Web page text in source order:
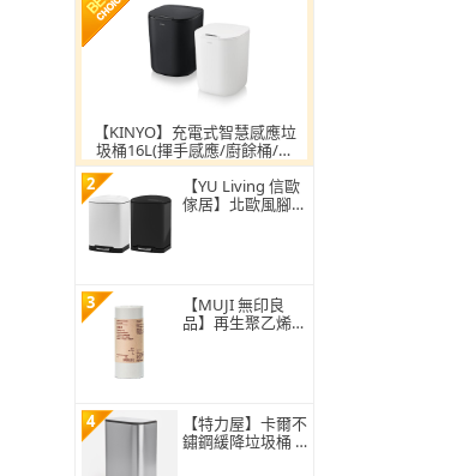
【KINYO】充電式智慧感應垃
圾桶16L(揮手感應/廚餘桶/收
納筒/彈蓋垃圾筒/有蓋垃圾桶
EGC-1245)
2
【YU Living 信歐
傢居】北歐風腳踏
3
【MUJI 無印良
品】再生聚乙烯垃
4
【特力屋】卡爾不
鏽鋼緩降垃圾桶 1